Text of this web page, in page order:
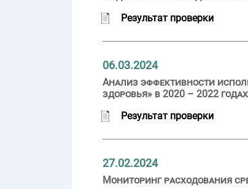
Результат проверки
06.03.2024
Анализ эффективности
здоровья» в 2020 – 2022
Результат проверки
27.02.2024
Мониторинг расходования